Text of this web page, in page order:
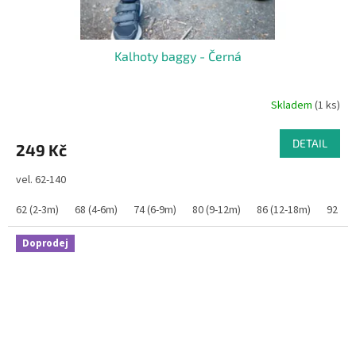
Kalhoty baggy - Černá
Skladem (1 ks)
249 Kč DETAIL
vel. 62-140
62 (2-3m)
68 (4-6m) 74 (6-9m) 80 (9-12m) 86 (12-18m) 92
Doprodej